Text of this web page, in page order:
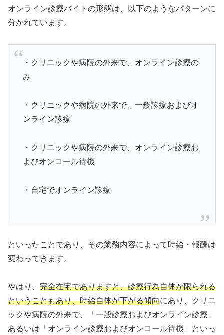
オンライン診療バイトの形態は、以下のようなパターンに
分かれています。
・クリニックや病院の外来で、オンライン診療の
み
・クリニックや病院の外来で、一般診療およびオ
ンライン診療
・クリニックや病院の外来で、オンライン診療お
よびオンコール待機
・自宅でオンライン診療
といったことであり、その業務内容によって時給・報酬は
変わってきます。
やはり、 完全在宅でありますと、診療行為自体が限られる
ということもあり、時給自体が下がる傾向にあり、クリニ
ックや病院の外来で、「一般診療およびオンライン診療」
あるいは「オンライン診療およびオンコール待機」といっ